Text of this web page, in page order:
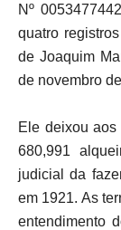
Nº
quatro
de Joaquim
de novembro
Ele deixou
680,991
judicial da
em 1921. As
entendimento